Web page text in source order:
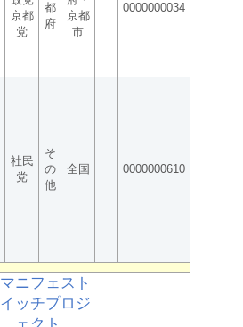
京都
党
都
府
京都
市
0000000034
社民
党
そ
の
他
全国 0000000610